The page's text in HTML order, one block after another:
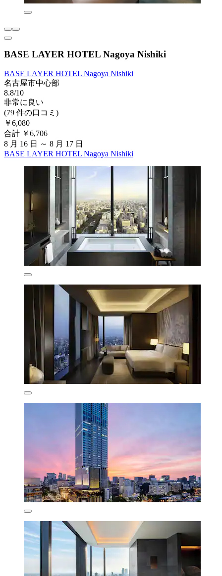
BASE LAYER HOTEL Nagoya Nishiki
BASE LAYER HOTEL Nagoya Nishiki
名古屋市中心部
8.8/10
非常に良い
(79 件の口コミ)
￥6,080
合計 ￥6,706
8 月 16 日 ～ 8 月 17 日
BASE LAYER HOTEL Nagoya Nishiki